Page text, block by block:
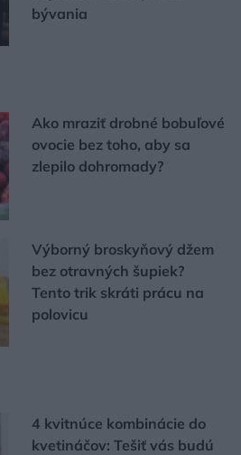
bývania
Ako mraziť drobné bobuľové
ovocie bez toho, aby sa
zlepilo dohromady?
Výborný broskyňový džem
bez otravných šupiek?
Tento trik skráti prácu na
polovicu
4 kvitnúce kombinácie do
kvetináčov: Tešiť vás budú